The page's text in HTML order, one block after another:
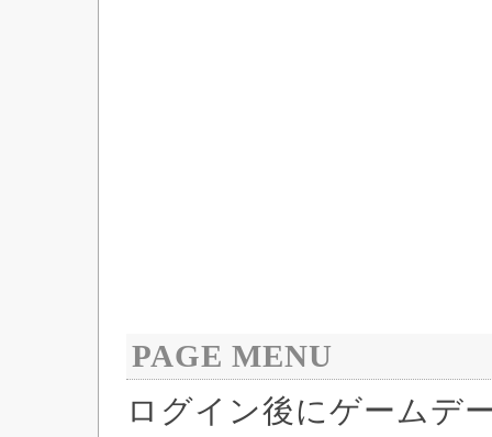
PAGE MENU
ログイン後にゲームデ